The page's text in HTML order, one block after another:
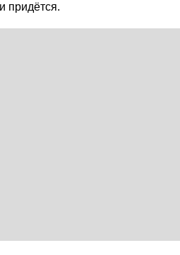
придётся.